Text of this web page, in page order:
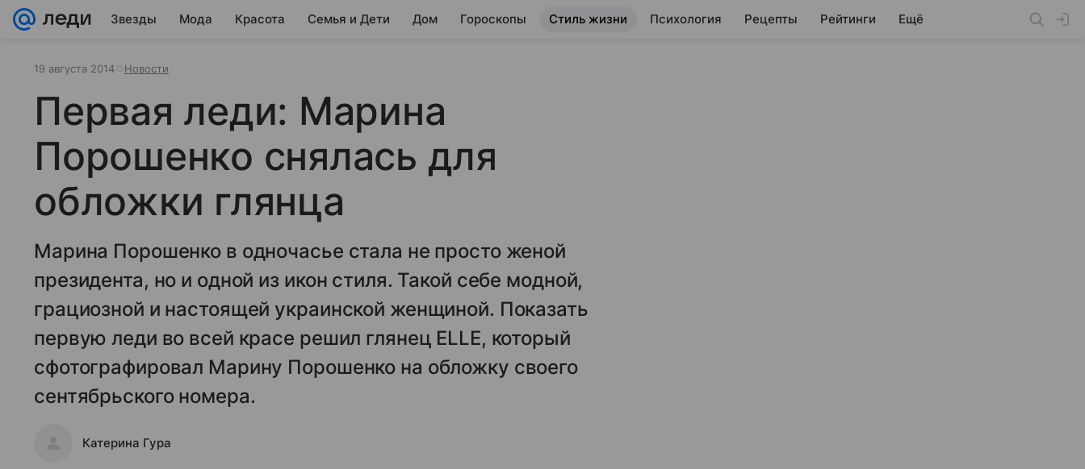
Звезды Мода Красота Семья и Дети Дом Гороскопы Стиль жизни Психология Рецепты Рейтинги Ещё
19 августа 2014 Новости
Первая леди: Марина
Порошенко снялась для
обложки глянца
Марина Порошенко в одночасье стала не просто женой
президента, но и одной из икон стиля. Такой себе модной,
грациозной и настоящей украинской женщиной. Показать
первую леди во всей красе решил глянец ELLE, который
сфотографировал Марину Порошенко на обложку своего
сентябрьского номера.
Катерина Гура